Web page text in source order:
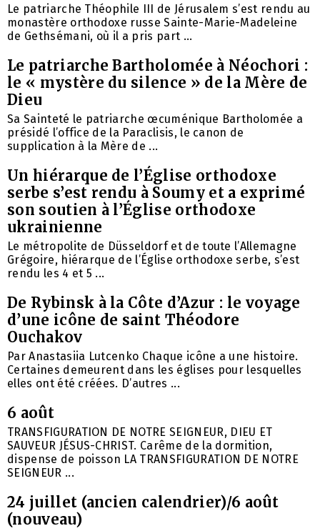
Le patriarche Théophile III de Jérusalem s’est rendu au
monastère orthodoxe russe Sainte-Marie-Madeleine
de Gethsémani, où il a pris part ...
Le patriarche Bartholomée à Néochori :
le « mystère du silence » de la Mère de
Dieu
Sa Sainteté le patriarche œcuménique Bartholomée a
présidé l’office de la Paraclisis, le canon de
supplication à la Mère de ...
Un hiérarque de l’Église orthodoxe
serbe s’est rendu à Soumy et a exprimé
son soutien à l’Église orthodoxe
ukrainienne
Le métropolite de Düsseldorf et de toute l’Allemagne
Grégoire, hiérarque de l’Église orthodoxe serbe, s’est
rendu les 4 et 5 ...
De Rybinsk à la Côte d’Azur : le voyage
d’une icône de saint Théodore
Ouchakov
Par Anastasiia Lutcenko Chaque icône a une histoire.
Certaines demeurent dans les églises pour lesquelles
elles ont été créées. D’autres ...
6 août
TRANSFIGURATION DE NOTRE SEIGNEUR, DIEU ET
SAUVEUR JÉSUS-CHRIST. Carême de la dormition,
dispense de poisson LA TRANSFIGURATION DE NOTRE
SEIGNEUR ...
24 juillet (ancien calendrier)/6 août
(nouveau)